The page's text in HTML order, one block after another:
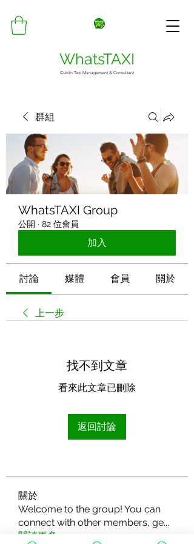
WhatsTAXI
©Jolin Taxi Management & Consultant
群組
WhatsTAXI Group
公開 · 82 位會員
加入
討論 媒體 會員 關於
上一步
找不到文章
看來此文章已刪除
返回討論
關於
Welcome to the group! You can
connect with other members, ge...
閱讀更多